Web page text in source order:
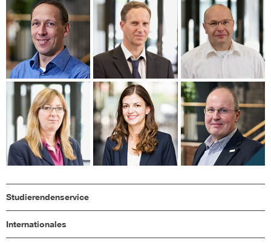
Studierendenservice
Internationales